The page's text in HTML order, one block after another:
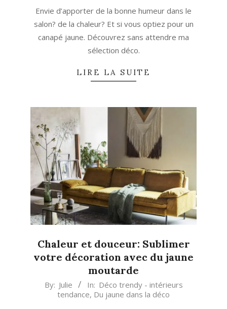
26
Envie d’apporter de la bonne humeur dans le
salon? de la chaleur? Et si vous optiez pour un
canapé jaune. Découvrez sans attendre ma
sélection déco.
LIRE LA SUITE
Chaleur et douceur: Sublimer
votre décoration avec du jaune
moutarde
2024-
By: Julie In: Déco trendy - intérieurs
tendance, Du jaune dans la déco